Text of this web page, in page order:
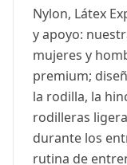
Nylon, Látex
y apoyo:
mujeres y
premium;
la rodilla, la
rodilleras
durante los
rutina de